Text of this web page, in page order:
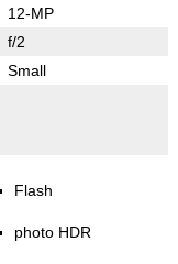
12-MP
f/2
Small
Flash
photo HDR